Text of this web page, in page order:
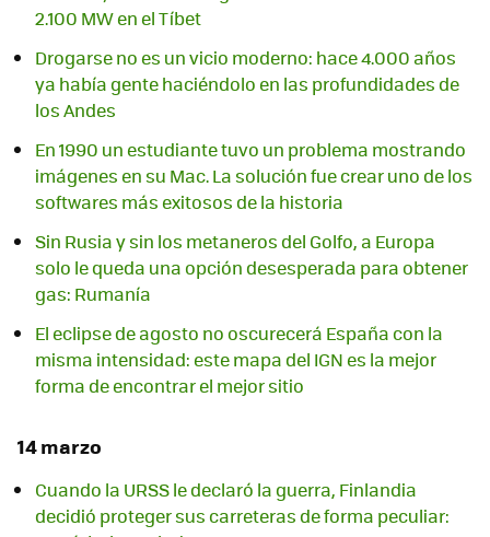
2.100 MW en el Tíbet
Drogarse no es un vicio moderno: hace 4.000 años
ya había gente haciéndolo en las profundidades de
los Andes
En 1990 un estudiante tuvo un problema mostrando
imágenes en su Mac. La solución fue crear uno de los
softwares más exitosos de la historia
Sin Rusia y sin los metaneros del Golfo, a Europa
solo le queda una opción desesperada para obtener
gas: Rumanía
El eclipse de agosto no oscurecerá España con la
misma intensidad: este mapa del IGN es la mejor
forma de encontrar el mejor sitio
14 marzo
Cuando la URSS le declaró la guerra, Finlandia
decidió proteger sus carreteras de forma peculiar: